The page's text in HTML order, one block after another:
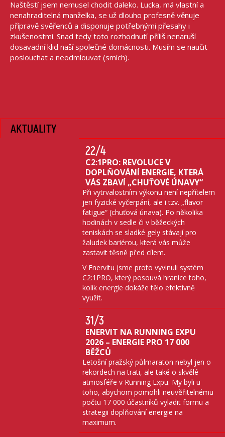
Naštěstí jsem nemusel chodit daleko. Lucka, má vlastní a
nenahraditelná manželka, se už dlouho profesně věnuje
přípravě svěřenců a disponuje potřebnými přesahy i
zkušenostmi. Snad tedy toto rozhodnutí příliš nenaruší
dosavadní klid naší společné domácnosti. Musím se naučit
poslouchat a neodmlouvat (smích).
AKTUALITY
22/4
C2:1PRO: REVOLUCE V
DOPLŇOVÁNÍ ENERGIE, KTERÁ
VÁS ZBAVÍ „CHUŤOVÉ ÚNAVY“
Při vytrvalostním výkonu není nepřítelem
jen fyzické vyčerpání, ale i tzv. „flavor
fatigue“ (chuťová únava). Po několika
hodinách v sedle či v běžeckých
teniskách se sladké gely stávají pro
žaludek bariérou, která vás může
zastavit těsně před cílem.
V Enervitu jsme proto vyvinuli systém
C2:1PRO, který posouvá hranice toho,
kolik energie dokáže tělo efektivně
využít.
31/3
ENERVIT NA RUNNING EXPU
2026 – ENERGIE PRO 17 000
BĚŽCŮ
Letošní pražský půlmaraton nebyl jen o
rekordech na trati, ale také o skvělé
atmosféře v Running Expu. My byli u
toho, abychom pomohli neuvěřitelnému
počtu 17 000 účastníků vyladit formu a
strategii doplňování energie na
maximum.